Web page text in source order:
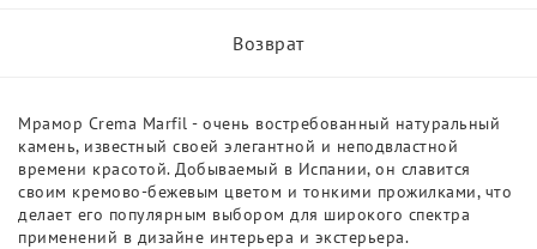
Возврат
Мрамор Crema Marfil - очень востребованный натуральный
камень, известный своей элегантной и неподвластной
времени красотой. Добываемый в Испании, он славится
своим кремово-бежевым цветом и тонкими прожилками, что
делает его популярным выбором для широкого спектра
применений в дизайне интерьера и экстерьера.